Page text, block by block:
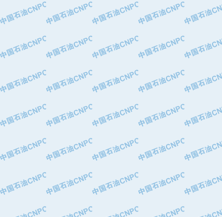
·沈阳全密封变压器股份有限公司
·河北华北石油天成实业集团有限公司
·中国石化镇海炼油化工股份有限公司
·重庆川东阀门制造有限公司
·三明高中压阀门有限公司
·宁波永泰塑料机械有限公司宁波高压
·美国钻采系统（上海）有限公司
·上海人民企业集团有限公司
·西安巨力石油技术有限责任公司
·苏州兰炼富士仪表有限公司
·青岛汉缆股份有限公司
·厦门市榕兴新世纪石油设备制造有限
·大港油田集团中成机械制造有限公司
·承德司达石油装备开发公司
·四川明星电缆有限公司